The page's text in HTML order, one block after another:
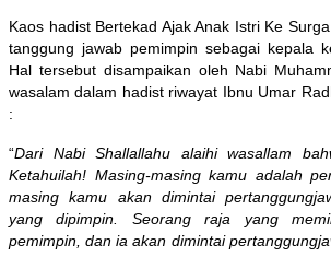
Kaos hadist Bertekad Ajak Anak Istri Ke
tanggung jawab pemimpin sebagai kepala
Hal tersebut disampaikan oleh Nabi
wasalam dalam hadist riwayat Ibnu Umar
:
“Dari Nabi Shallallahu alaihi wasallam
Ketahuilah! Masing-masing kamu adalah
masing kamu akan dimintai
yang dipimpin. Seorang raja yang
pemimpin, dan ia akan dimintai